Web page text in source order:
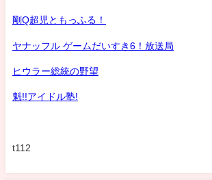
剛Q超児ともっふる！
ヤナッフル ゲームだいすき6！放送局
ヒウラー総統の野望
魁!!アイドル塾!
t112